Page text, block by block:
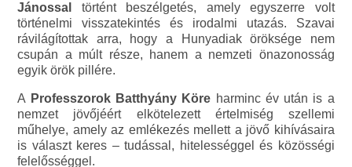
Jánossal történt beszélgetés, amely egyszerre volt
történelmi visszatekintés és irodalmi utazás. Szavai
rávilágítottak arra, hogy a Hunyadiak öröksége nem
csupán a múlt része, hanem a nemzeti önazonosság
egyik örök pillére.
A Professzorok Batthyány Köre harminc év után is a
nemzet jövőjéért elkötelezett értelmiség szellemi
műhelye, amely az emlékezés mellett a jövő kihívásaira
is választ keres – tudással, hitelességgel és közösségi
felelősséggel.